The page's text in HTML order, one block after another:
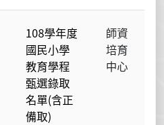
108學年度
國民小學
教育學程
甄選錄取
名單(含正
備取)
師資
培育
中心